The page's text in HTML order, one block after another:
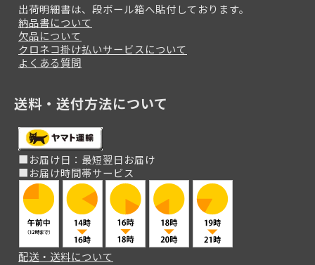
出荷明細書は、段ボール箱へ貼付しております。
納品書について
欠品について
クロネコ掛け払いサービスについて
よくある質問
送料・送付方法について
■お届け日：最短翌日お届け
■お届け時間帯サービス
配送・送料について